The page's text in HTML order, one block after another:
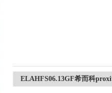
ELAHFS06.13GF希而科